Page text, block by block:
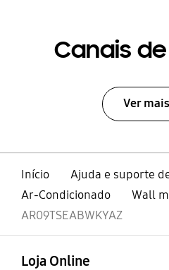
Canais
Ver mais
Início
Ajuda e suporte
Ar-Condicionado
Wall
AR09TSEABWKYAZ
Loja Online